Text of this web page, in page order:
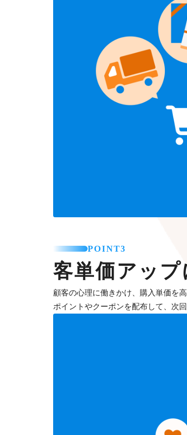
POINT3
客単価アッ
顧客の心理に働きかけ、購入単価を
ポイントやクーポンを配布して、次